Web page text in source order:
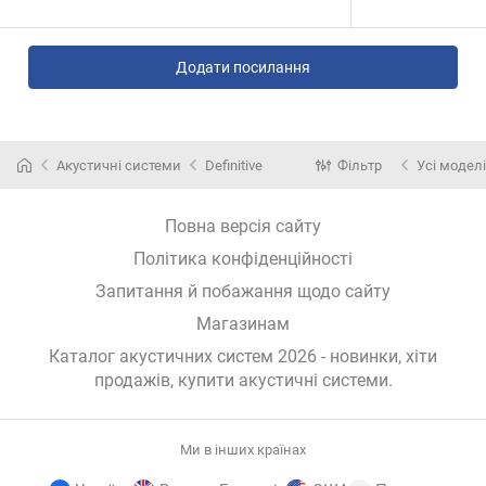
Додати посилання
Акустичні системи Definitive Фільтр Усі моделі
Повна версія сайту
Політика конфіденційності
Запитання й побажання щодо сайту
Магазинам
Каталог акустичних систем 2026 - новинки, хіти
продажів, купити акустичні системи.
Ми в інших країнах